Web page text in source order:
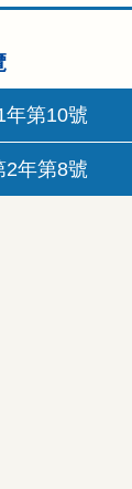
年第10號
2年第8號